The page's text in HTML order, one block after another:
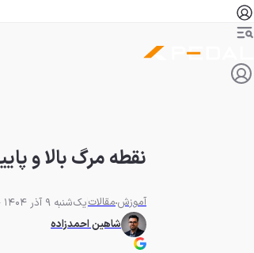
نقطه مرگ بالا و
آموزشمقالاتیک‌شنبه 9 آذر 1404 - 14:00
شاهین احمدزاده